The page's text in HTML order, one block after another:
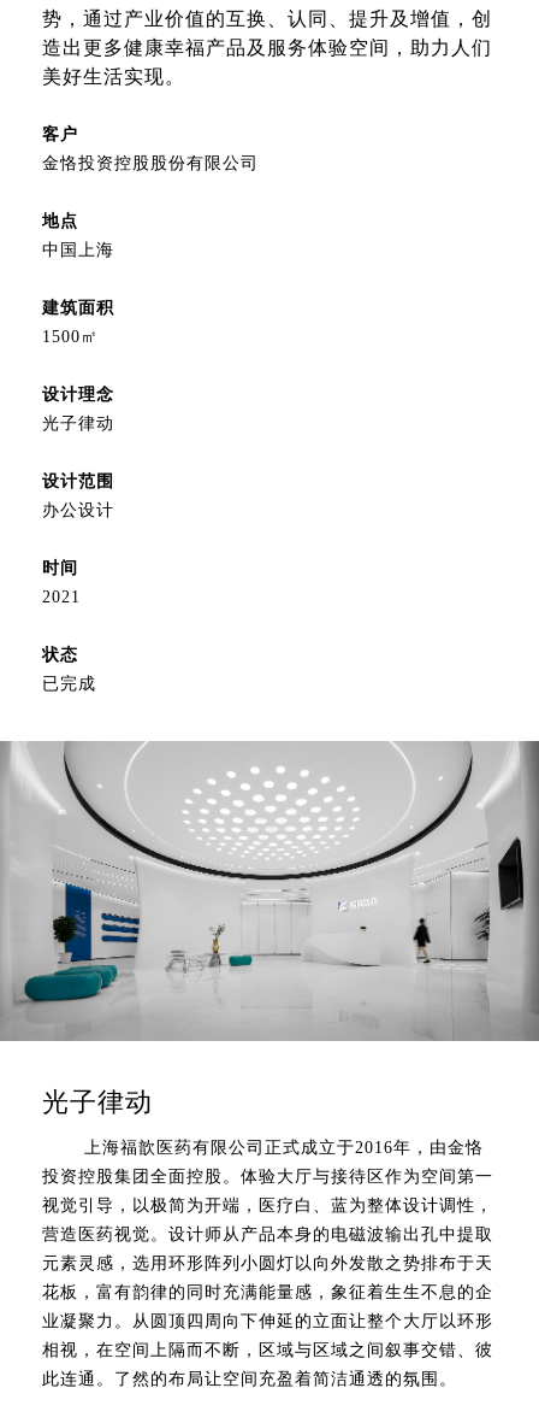
势，通过产业价值的互换、认同、提升及增值，创
造出更多健康幸福产品及服务体验空间，助力人们
美好生活实现。
客户
金恪投资控股股份有限公司
地点
中国上海
建筑面积
1500㎡
设计理念
光子律动
设计范围
办公设计
时间
2021
状态
已完成
光子律动
上海福歆医药有限公司正式成立于2016年，由金恪
投资控股集团全面控股。体验大厅与接待区作为空间第一
视觉引导，以极简为开端，医疗白、蓝为整体设计调性，
营造医药视觉。设计师从产品本身的电磁波输出孔中提取
元素灵感，选用环形阵列小圆灯以向外发散之势排布于天
花板，富有韵律的同时充满能量感，象征着生生不息的企
业凝聚力。从圆顶四周向下伸延的立面让整个大厅以环形
相视，在空间上隔而不断，区域与区域之间叙事交错、彼
此连通。了然的布局让空间充盈着简洁通透的氛围。